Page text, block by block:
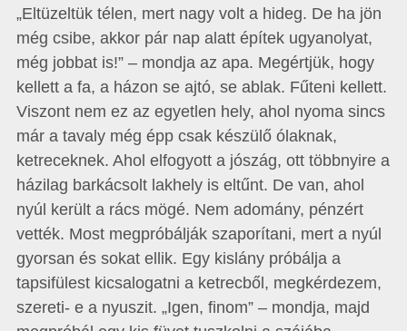
„Eltüzeltük télen, mert nagy volt a hideg. De ha jön
még csibe, akkor pár nap alatt építek ugyanolyat,
még jobbat is!” – mondja az apa. Megértjük, hogy
kellett a fa, a házon se ajtó, se ablak. Fűteni kellett.
Viszont nem ez az egyetlen hely, ahol nyoma sincs
már a tavaly még épp csak készülő ólaknak,
ketreceknek. Ahol elfogyott a jószág, ott többnyire a
házilag barkácsolt lakhely is eltűnt. De van, ahol
nyúl került a rács mögé. Nem adomány, pénzért
vették. Most megpróbálják szaporítani, mert a nyúl
gyorsan és sokat ellik. Egy kislány próbálja a
tapsifülest kicsalogatni a ketrecből, megkérdezem,
szereti- e a nyuszit. „Igen, finom” – mondja, majd